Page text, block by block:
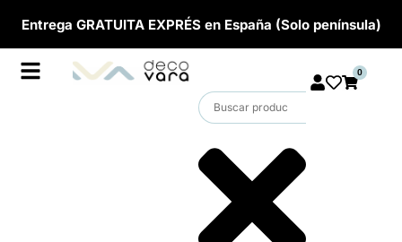
Entrega GRATUITA EXPRÉS en España (Solo península)
0